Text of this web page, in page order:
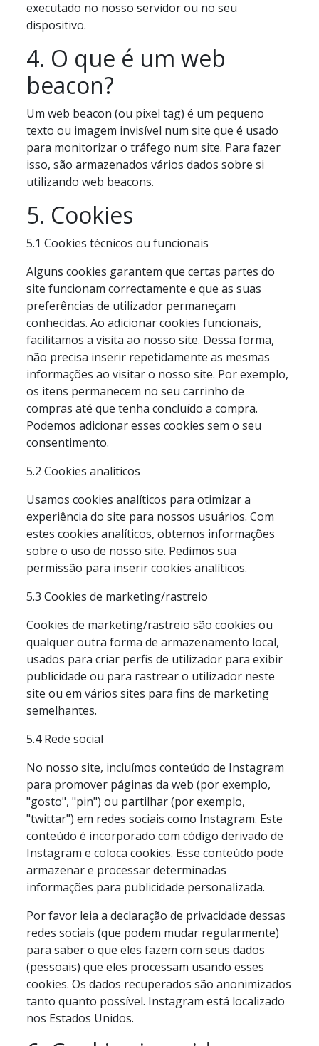
executado no nosso servidor ou no seu
dispositivo.
4. O que é um web
beacon?
Um web beacon (ou pixel tag) é um pequeno
texto ou imagem invisível num site que é usado
para monitorizar o tráfego num site. Para fazer
isso, são armazenados vários dados sobre si
utilizando web beacons.
5. Cookies
5.1 Cookies técnicos ou funcionais
Alguns cookies garantem que certas partes do
site funcionam correctamente e que as suas
preferências de utilizador permaneçam
conhecidas. Ao adicionar cookies funcionais,
facilitamos a visita ao nosso site. Dessa forma,
não precisa inserir repetidamente as mesmas
informações ao visitar o nosso site. Por exemplo,
os itens permanecem no seu carrinho de
compras até que tenha concluído a compra.
Podemos adicionar esses cookies sem o seu
consentimento.
5.2 Cookies analíticos
Usamos cookies analíticos para otimizar a
experiência do site para nossos usuários. Com
estes cookies analíticos, obtemos informações
sobre o uso de nosso site. Pedimos sua
permissão para inserir cookies analíticos.
5.3 Cookies de marketing/rastreio
Cookies de marketing/rastreio são cookies ou
qualquer outra forma de armazenamento local,
usados para criar perfis de utilizador para exibir
publicidade ou para rastrear o utilizador neste
site ou em vários sites para fins de marketing
semelhantes.
5.4 Rede social
No nosso site, incluímos conteúdo de Instagram
para promover páginas da web (por exemplo,
"gosto", "pin") ou partilhar (por exemplo,
"twittar") em redes sociais como Instagram. Este
conteúdo é incorporado com código derivado de
Instagram e coloca cookies. Esse conteúdo pode
armazenar e processar determinadas
informações para publicidade personalizada.
Por favor leia a declaração de privacidade dessas
redes sociais (que podem mudar regularmente)
para saber o que eles fazem com seus dados
(pessoais) que eles processam usando esses
cookies. Os dados recuperados são anonimizados
tanto quanto possível. Instagram está localizado
nos Estados Unidos.